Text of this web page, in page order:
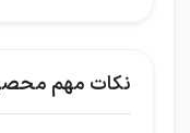
نکات مهم